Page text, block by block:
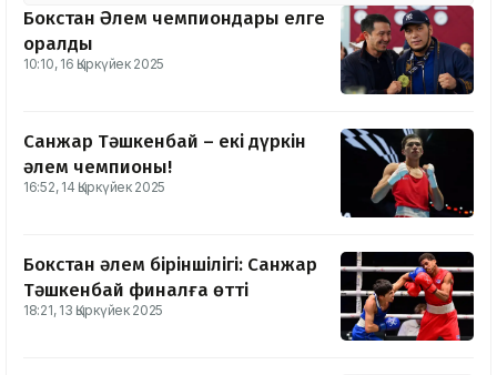
Бокстан Әлем чемпиондары елге
оралды
10:10, 16 Қыркүйек 2025
Санжар Тәшкенбай – екі дүркін
әлем чемпионы!
16:52, 14 Қыркүйек 2025
Бокстан әлем біріншілігі: Санжар
Тәшкенбай финалға өтті
18:21, 13 Қыркүйек 2025